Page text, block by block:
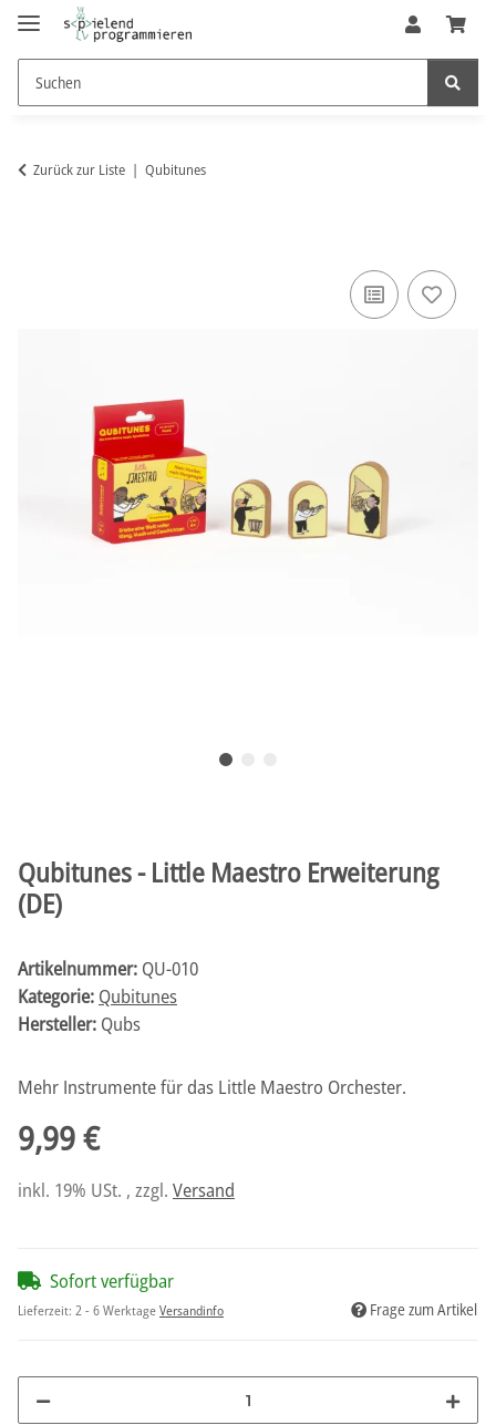
Zurück zur Liste Qubitunes
Qubitunes - Little Maestro Erweiterung
(DE)
Artikelnummer: QU-010
Kategorie: Qubitunes
Hersteller: Qubs
Mehr Instrumente für das Little Maestro Orchester.
9,99 €
inkl. 19% USt. , zzgl. Versand
Sofort verfügbar
Lieferzeit: 2 - 6 WerktageVersandinfo Frage zum Artikel